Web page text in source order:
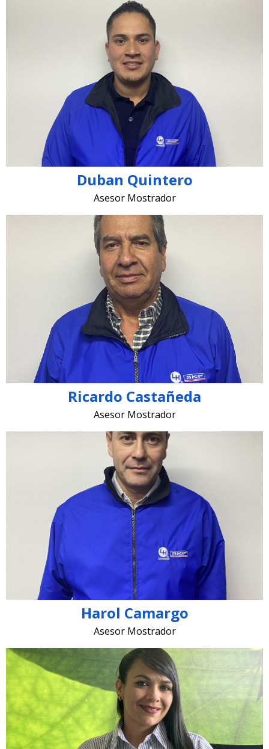
duban.quintero @lugohermanos.com
Duban Quintero
Asesor Mostrador
ricardo.castaneda @lugohermanos.com
Ricardo Castañeda
Asesor Mostrador
harol.camargo @lugohermanos.com
Harol Camargo
Asesor Mostrador
ventasonline @lugohermanos.com